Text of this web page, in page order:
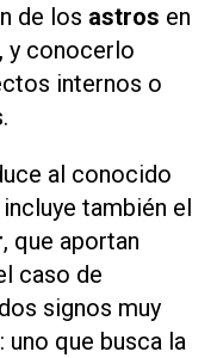
de los astros en
, y conocerlo
internos o
al conocido
incluye también el
, que aportan
caso de
signos muy
que busca la